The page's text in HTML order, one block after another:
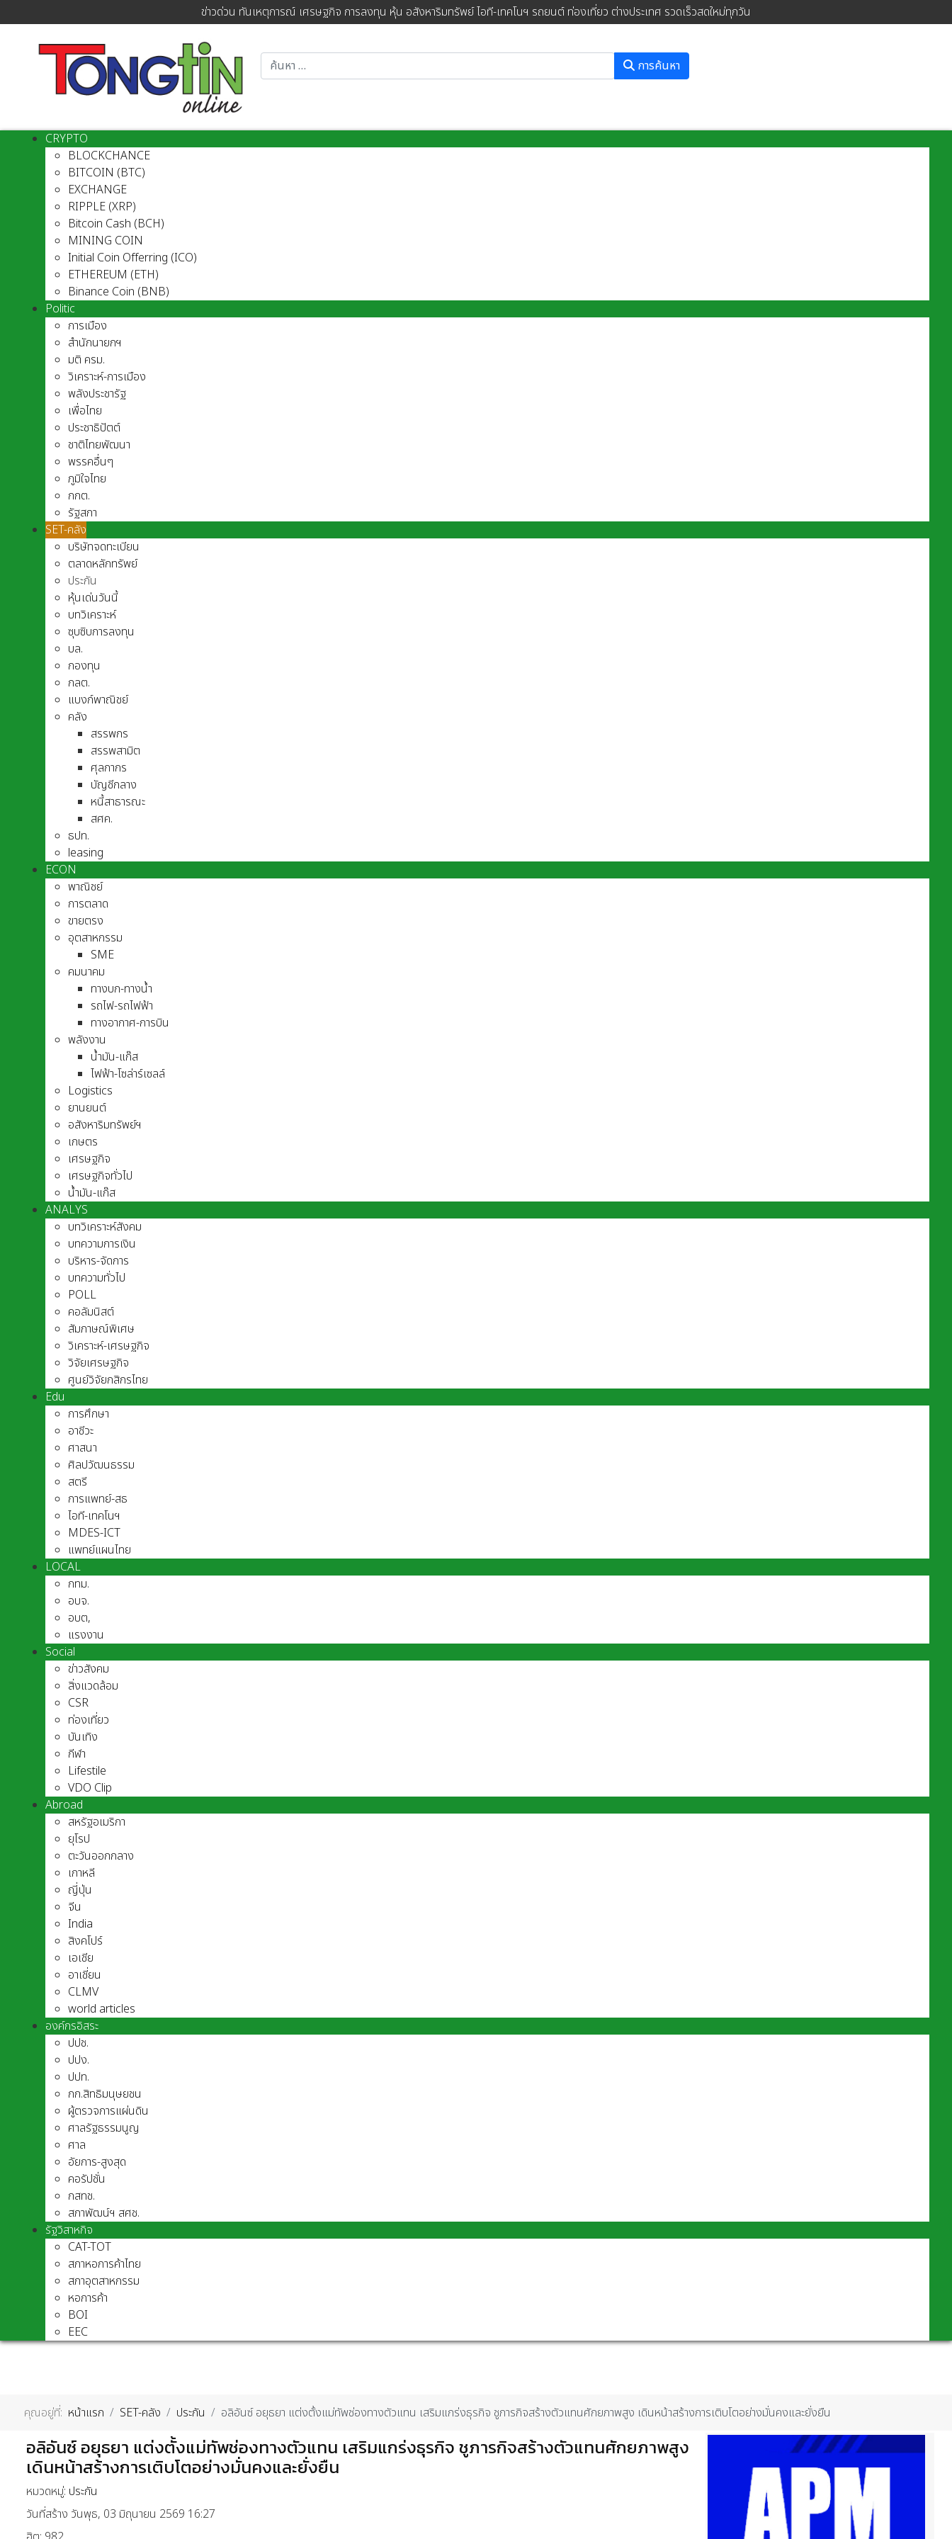
ข่าวด่วน ทันเหตุการณ์ เศรษฐกิจ การลงทุน หุ้น อสังหาริมทรัพย์ ไอที-เทคโนฯ รถยนต์ ท่องเที่ยว ต่างประเทศ รวดเร็วสดใหม่ทุกวัน
การค้นหา
CRYPTO
BLOCKCHANCE
BITCOIN (BTC)
EXCHANGE
RIPPLE (XRP)
Bitcoin Cash (BCH)
MINING COIN
Initial Coin Offerring (ICO)
ETHEREUM (ETH)
Binance Coin (BNB)
Politic
การเมือง
สำนักนายกฯ
มติ ครม.
วิเคราะห์-การเมือง
พลังประชารัฐ
เพื่อไทย
ประชาธิปัตต์
ชาติไทยพัฒนา
พรรคอื่นๆ
ภูมิใจไทย
กกต.
รัฐสภา
SET-คลัง
บริษัทจดทะเบียน
ตลาดหลักทรัพย์
ประกัน
หุ้นเด่นวันนี้
บทวิเคราะห์
ซุบซิบการลงทุน
บล.
กองทุน
กลต.
แบงก์พาณิชย์
คลัง
สรรพกร
สรรพสามิต
ศุลกากร
บัญชีกลาง
หนี้สาธารณะ
สศค.
ธปท.
leasing
ECON
พาณิชย์
การตลาด
ขายตรง
อุตสาหกรรม
SME
คมนาคม
ทางบก-ทางน้ำ
รถไฟ-รถไฟฟ้า
ทางอากาศ-การบิน
พลังงาน
น้ำมัน-แก๊ส
ไฟฟ้า-โซล่าร์เซลล์
Logistics
ยานยนต์
อสังหาริมทรัพย์ฯ
เกษตร
เศรษฐกิจ
เศรษฐกิจทั่วไป
น้ำมัน-แก๊ส
ANALYS
บทวิเคราะห์สังคม
บทความการเงิน
บริหาร-จัดการ
บทความทั่วไป
POLL
คอลัมนิสต์
สัมภาษณ์พิเศษ
วิเคราะห์-เศรษฐกิจ
วิจัยเศรษฐกิจ
ศูนย์วิจัยกสิกรไทย
Edu
การศึกษา
อาชีวะ
ศาสนา
ศิลปวัฒนธรรม
สตรี
การแพทย์-สธ
ไอที-เทคโนฯ
MDES-ICT
แพทย์แผนไทย
LOCAL
กทม.
อบจ.
อบต,
แรงงาน
Social
ข่าวสังคม
สิ่งแวดล้อม
CSR
ท่องเที่ยว
บันเทิง
กีฬา
Lifestile
VDO Clip
Abroad
สหรัฐอเมริกา
ยุโรป
ตะวันออกกลาง
เกาหลี
ญี่ปุ่น
จีน
India
สิงคโปร์
เอเชีย
อาเชี่ยน
CLMV
world articles
องค์กรอิสระ
ปปช.
ปปง.
ปปท.
กก.สิทธิมนุษยชน
ผู้ตรวจการแผ่นดิน
ศาลรัฐธรรมนูญ
ศาล
อัยการ-สูงสุด
คอรัปชั่น
กสทช.
สภาพัฒน์ฯ สศช.
รัฐวิสาหกิจ
CAT-TOT
สภาหอการค้าไทย
สภาอุตสาหกรรม
หอการค้า
BOI
EEC
คุณอยู่ที่: หน้าแรก SET-คลัง ประกัน อลิอันซ์ อยุธยา แต่งตั้งแม่ทัพช่องทางตัวแทน เสริมแกร่งธุรกิจ ชูภารกิจสร้างตัวแทนศักยภาพสูง เดินหน้าสร้างการเติบโตอย่างมั่นคงและยั่งยืน
อลิอันซ์ อยุธยา แต่งตั้งแม่ทัพช่องทางตัวแทน เสริมแกร่งธุรกิจ ชูภารกิจสร้างตัวแทนศักยภาพสูง
เดินหน้าสร้างการเติบโตอย่างมั่นคงและยั่งยืน
หมวดหมู่: ประกัน
วันที่สร้าง วันพุธ, 03 มิถุนายน 2569 16:27